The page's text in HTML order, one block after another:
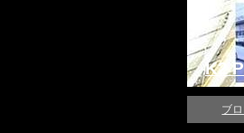
K2
ブ